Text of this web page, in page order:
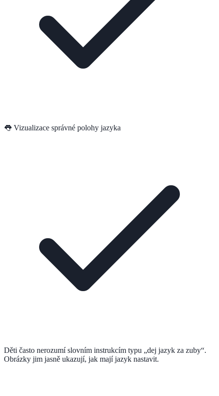
👅 Vizualizace správné polohy jazyka
Děti často nerozumí slovním instrukcím typu „dej jazyk za zuby“.
Obrázky jim jasně ukazují, jak mají jazyk nastavit.